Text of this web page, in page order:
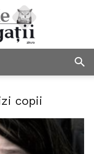
copii